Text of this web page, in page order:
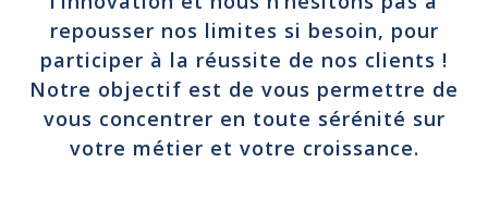
repousser nos limites si besoin, pour
participer à la réussite de nos clients !
Notre objectif est de vous permettre de
vous concentrer en toute sérénité sur
votre métier et votre croissance.